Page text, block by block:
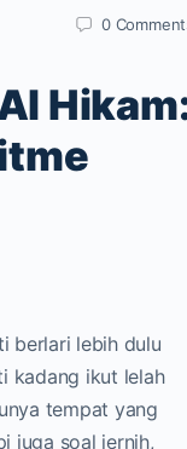
0
berlari lebih dulu
kadang ikut lelah
tempat yang
juga soal jernih,